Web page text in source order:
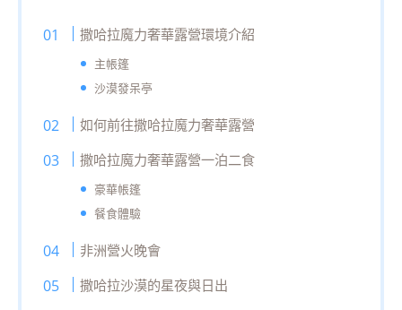
撒哈拉魔力奢華露營環境介紹
主帳篷
沙漠發呆亭
如何前往撒哈拉魔力奢華露營
撒哈拉魔力奢華露營一泊二食
豪華帳篷
餐食體驗
非洲營火晚會
撒哈拉沙漠的星夜與日出